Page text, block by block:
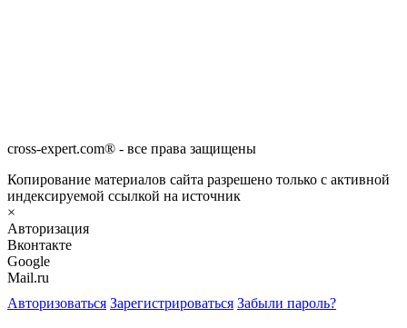
cross-expert.com® - все права защищены
Копирование материалов сайта разрешено только с активной
индексируемой ссылкой на источник
×
Авторизация
Вконтакте
Google
Mail.ru
Авторизоваться Зарегистрироваться Забыли пароль?